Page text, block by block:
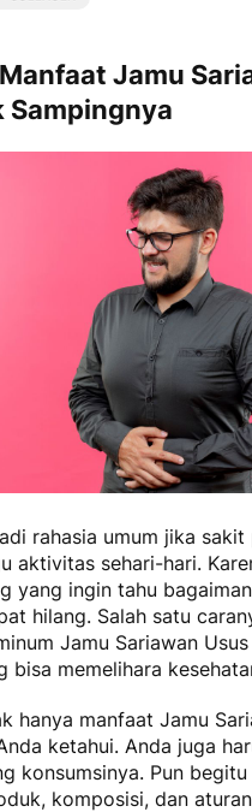
Jamu
Sampingnya
rahasia umum jika
aktivitas sehari-hari.
yang ingin tahu
hilang. Salah satu
Jamu Sariawan Usus
bisa memelihara
hanya manfaat Jamu
ketahui. Anda juga
konsumsinya. Pun
komposisi, dan